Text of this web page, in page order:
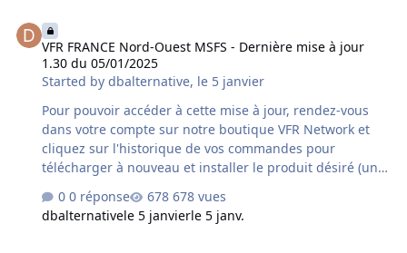
supplémentaire variable peut s'avérer nécessaire à la
mise à disposition de cette mise à jour par le revendeur
concerné. Contenu de la mise à jour version 1.10 du
02/02/2026 : - correction des SID/STAR - correction des
positions de départ …
VFR FRANCE Nord-Ouest MSFS - Dernière mise à jour
1.30 du 05/01/2025
Started bydbalternative, le 5 janvier
Pour pouvoir accéder à cette mise à jour, rendez-vous
dans votre compte sur notre boutique VFR Network et
cliquez sur l'historique de vos commandes pour
télécharger à nouveau et installer le produit désiré (une
désinstallation préalable du produit déjà installé sur
votre ordinateur est fortement conseillée). Si vous avez
acquis le produit chez un autre revendeur assurez-vous
0 réponse
678 vues
dbalternativele 5 janvierle 5 janv.